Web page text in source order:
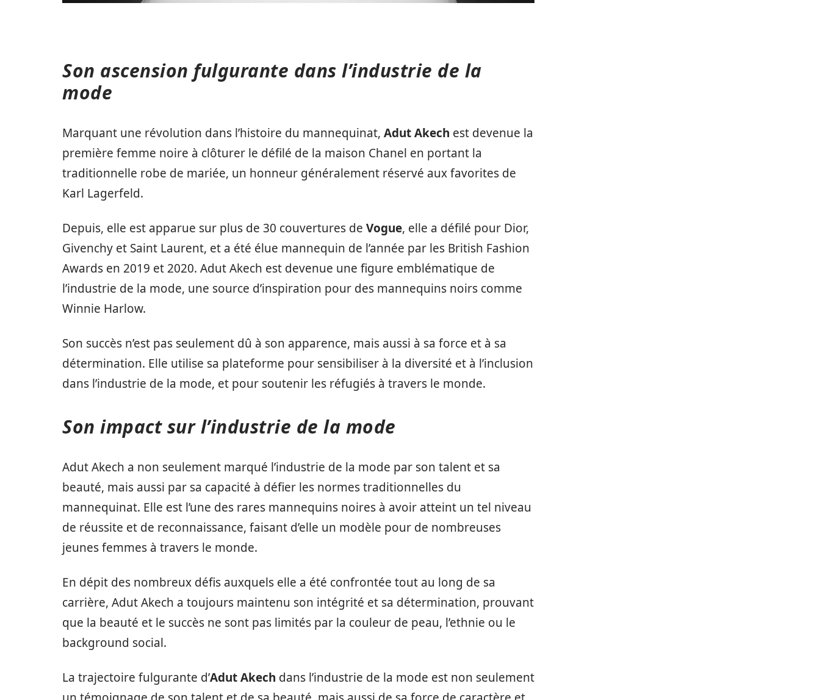
Son ascension fulgurante dans l’industrie de la
mode
Marquant une révolution dans l’histoire du mannequinat, Adut Akech est devenue la
première femme noire à clôturer le défilé de la maison Chanel en portant la
traditionnelle robe de mariée, un honneur généralement réservé aux favorites de
Karl Lagerfeld.
Depuis, elle est apparue sur plus de 30 couvertures de Vogue, elle a défilé pour Dior,
Givenchy et Saint Laurent, et a été élue mannequin de l’année par les British Fashion
Awards en 2019 et 2020. Adut Akech est devenue une figure emblématique de
l’industrie de la mode, une source d’inspiration pour des mannequins noirs comme
Winnie Harlow.
Son succès n’est pas seulement dû à son apparence, mais aussi à sa force et à sa
détermination. Elle utilise sa plateforme pour sensibiliser à la diversité et à l’inclusion
dans l’industrie de la mode, et pour soutenir les réfugiés à travers le monde.
Son impact sur l’industrie de la mode
Adut Akech a non seulement marqué l’industrie de la mode par son talent et sa
beauté, mais aussi par sa capacité à défier les normes traditionnelles du
mannequinat. Elle est l’une des rares mannequins noires à avoir atteint un tel niveau
de réussite et de reconnaissance, faisant d’elle un modèle pour de nombreuses
jeunes femmes à travers le monde.
En dépit des nombreux défis auxquels elle a été confrontée tout au long de sa
carrière, Adut Akech a toujours maintenu son intégrité et sa détermination, prouvant
que la beauté et le succès ne sont pas limités par la couleur de peau, l’ethnie ou le
background social.
La trajectoire fulgurante d’Adut Akech dans l’industrie de la mode est non seulement